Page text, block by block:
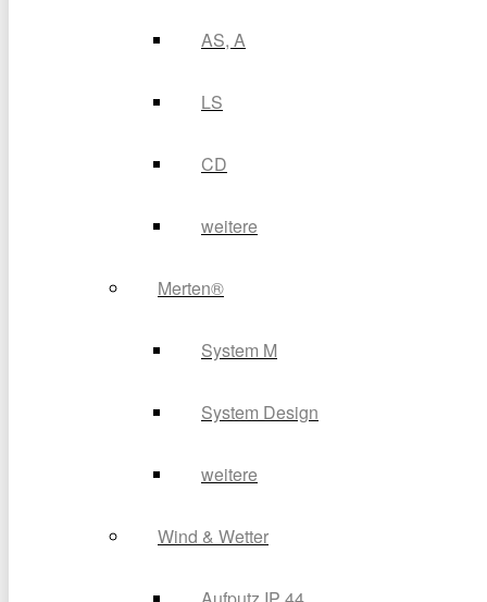
AS, A
LS
CD
weitere
Merten®
System M
System Design
weitere
Wind & Wetter